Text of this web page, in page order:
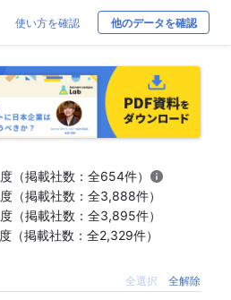
使い方を確認 他のデータを確認
（掲載社数：全654件）
（掲載社数：全3,888件）
（掲載社数：全3,895件）
（掲載社数：全2,329件）
全選択 全解除